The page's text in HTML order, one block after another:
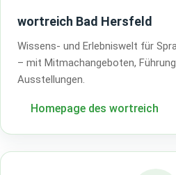
wortreich Bad Hersfeld
Wissens- und Erlebniswelt für
– mit Mitmachangeboten,
Ausstellungen.
Homepage des wortreich